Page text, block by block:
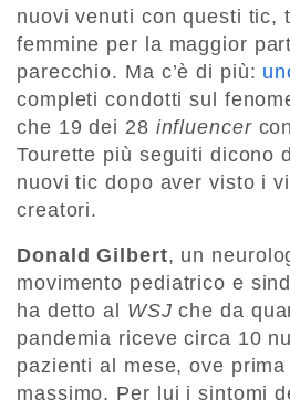
nuovi venuti con questi tic,
femmine per la maggior
parecchio. Ma c’è di più:
completi condotti sul
che 19 dei 28 influencer
Tourette più seguiti dicono
nuovi tic dopo aver visto i
creatori.
Donald Gilbert, un
movimento pediatrico e
ha detto al WSJ che da
pandemia riceve circa 10
pazienti al mese, ove
massimo. Per lui i sintomi